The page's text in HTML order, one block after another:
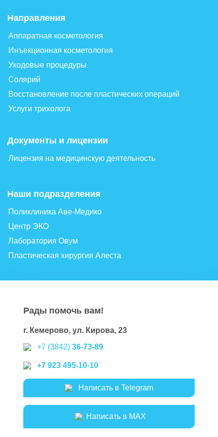
Направления
Аппаратная косметология
Инъекционная косметология
Уходовые процедуры
Солярий
Восстановление после пластических операций
Услуги трихолога
Документы и лицензии
Лицензия на медицинскую деятельность
Наши подразделения
Поликлиника Аве-Медико
Центр ЭКО
Лаборатория Овум
Пластическая хирургия Алеста
Рады помочь вам!
г. Кемерово, ул. Кирова, 23
+7 (3842) 36-73-89
+7 923 495-10-10
Написать в Telegram
Написать в MAX